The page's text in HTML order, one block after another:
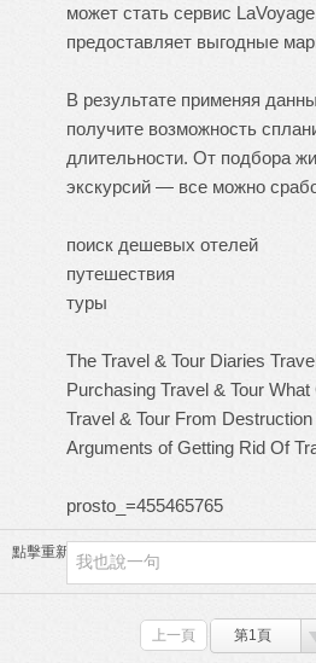
может стать сервис
предоставляет выгодные
В результате применяя
получите возможность
длительности. От подбора
экскурсий — все можно
поиск дешевых отелей
путешествия
туры
The Travel & Tour Diaries
Purchasing Travel & Tour What
Travel & Tour From
Arguments of Getting Rid Of
prosto_=455465765
點擊重新加載
上一頁 第1頁